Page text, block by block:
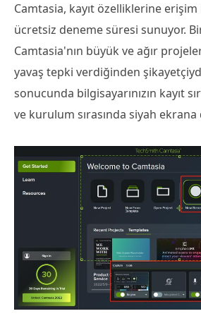
Camtasia, kayıt özelliklerine
ücretsiz deneme süresi sunuyor.
Camtasia'nın büyük ve ağır
yavaş tepki verdiğinden
sonucunda bilgisayarınızın kayıt
ve kurulum sırasında siyah